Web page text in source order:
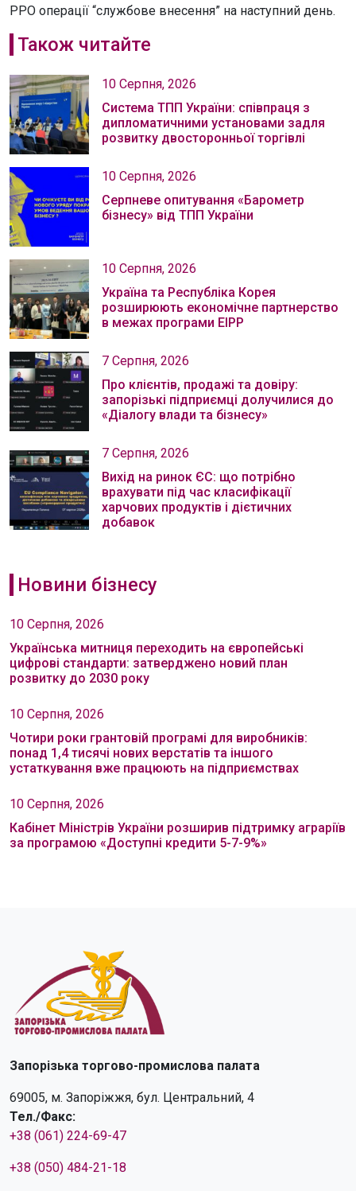
РРО операції “службове внесення” на наступний день.
Також читайте
10 Серпня, 2026
Система ТПП України: співпраця з
дипломатичними установами задля
розвитку двосторонньої торгівлі
10 Серпня, 2026
Серпневе опитування «Барометр
бізнесу» від ТПП України
10 Серпня, 2026
Україна та Республіка Корея
розширюють економічне партнерство
в межах програми EIPP
7 Серпня, 2026
Про клієнтів, продажі та довіру:
запорізькі підприємці долучилися до
«Діалогу влади та бізнесу»
7 Серпня, 2026
Вихід на ринок ЄС: що потрібно
врахувати під час класифікації
харчових продуктів і дієтичних
добавок
Новини бізнесу
10 Серпня, 2026
Українська митниця переходить на європейські
цифрові стандарти: затверджено новий план
розвитку до 2030 року
10 Серпня, 2026
Чотири роки грантовій програмі для виробників:
понад 1,4 тисячі нових верстатів та іншого
устаткування вже працюють на підприємствах
10 Серпня, 2026
Кабінет Міністрів України розширив підтримку аграріїв
за програмою «Доступні кредити 5-7-9%»
Запорізька торгово-промислова палата
69005, м. Запоріжжя, бул. Центральний, 4
Тел./Факс:
+38 (061) 224-69-47
+38 (050) 484-21-18